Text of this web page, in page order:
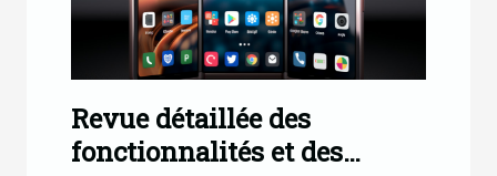
Revue détaillée des
fonctionnalités et des